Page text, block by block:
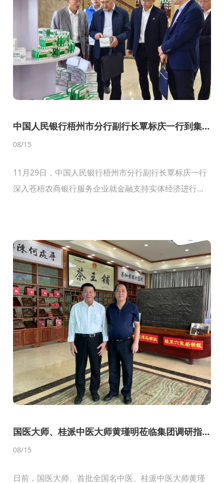
中国人民银行梧州市分行副行长覃标庆一行到集
团调研
08/15
11月29日，中国人民银行梧州市分行副行长覃标庆一行
深入苍梧农商银行服务企业就金融支持实体经济进行走
国医大师、桂派中医大师黄瑾明莅临集团调研指
导
08/15
日前，国医大师、首批全国名中医、桂派中医大师黄瑾